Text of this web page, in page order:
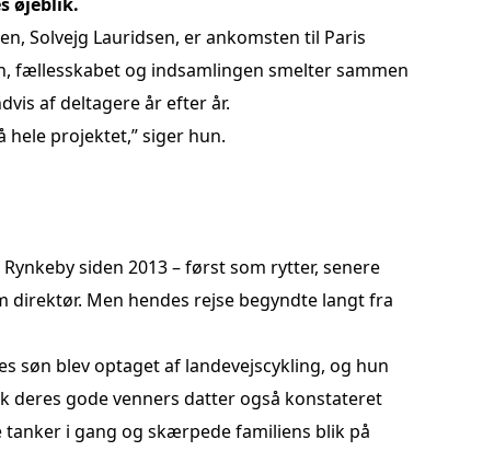
Solvejg Lauridsen, er ankomsten til Paris
fællesskabet og indsamlingen smelter sammen
af deltagere år efter år.
hele projektet,” siger hun.
siden 2013 – først som rytter, senere
Men hendes rejse begyndte langt fra
søn blev optaget af landevejscykling, og hun
deres gode venners datter også konstateret
i gang og skærpede familiens blik på